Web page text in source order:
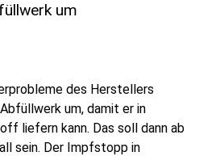
um
des Herstellers
um, damit er in
liefern kann. Das soll dann ab
sein. Der Impfstopp in